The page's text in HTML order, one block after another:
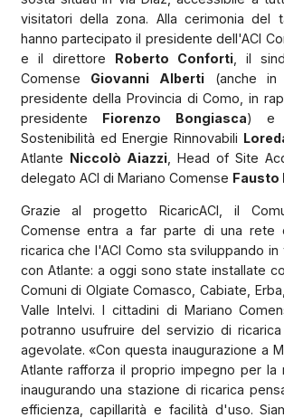
visitatori della zona. Alla cerimonia del
hanno partecipato il presidente dell'ACI
e il direttore Roberto Conforti, il
Comense Giovanni Alberti(anche in
presidente della Provincia di Como, in
presidente Fiorenzo Bongiasca) e
Sostenibilità ed Energie Rinnovabili
Atlante Niccolò Aiazzi, Head of Site
delegato ACI di Mariano Comense Fausto
Grazie al progetto RicaricACI, il
Comense entra a far parte di una rete
ricarica che l'ACI Como sta sviluppando in
con Atlante: a oggi sono state installate
Comuni di Olgiate Comasco, Cabiate,
Valle Intelvi. I cittadini di Mariano
potranno usufruire del servizio di
agevolate. «Con questa inaugurazione a
Atlante rafforza il proprio impegno per la
inaugurando una stazione di ricarica
efficienza, capillarità e facilità d'uso.